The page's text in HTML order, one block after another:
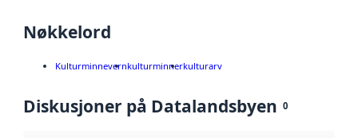
Nøkkelord
Kulturminnevernkulturminnerkulturarv
Diskusjoner på Datalandsbyen 0